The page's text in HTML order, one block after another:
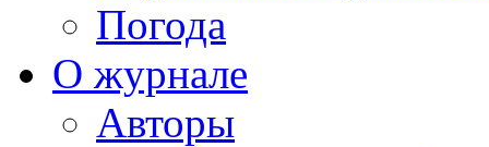
Погода
О журнале
Авторы